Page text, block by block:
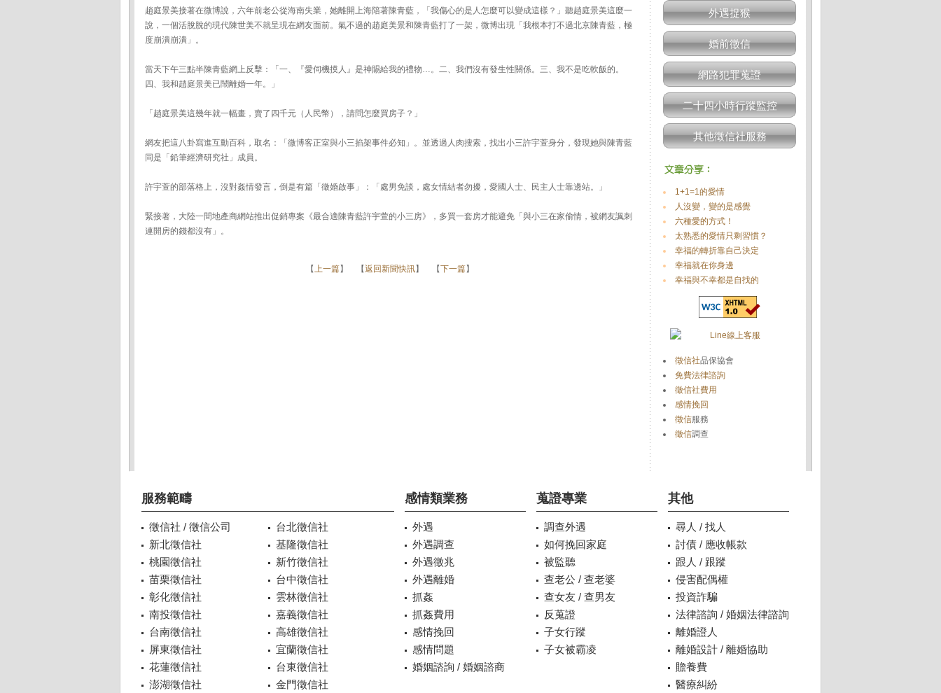
趙庭景美接著在微博說，六年前老公從海南失業，她離開上海陪著陳青藍，「我傷心的是人怎麼可以變成這樣？」聽趙庭景美這麼一
說，一個活脫脫的現代陳世美不就呈現在網友面前。氣不過的趙庭美景和陳青藍打了一架，微博出現「我根本打不過北京陳青藍，極
度崩潰崩潰」。
當天下午三點半陳青藍網上反擊：「一、『愛伺機摸人』是神賜給我的禮物…。二、我們沒有發生性關係。三、我不是吃軟飯的。
四、我和趙庭景美已鬧離婚一年。」
「趙庭景美這幾年就一幅畫，賣了四千元（人民幣），請問怎麼買房子？」
網友把這八卦寫進互動百科，取名：「微博客正室與小三掐架事件必知」。並透過人肉搜索，找出小三許宇萱身分，發現她與陳青藍
同是「鉛筆經濟研究社」成員。
許宇萱的部落格上，沒對姦情發言，倒是有篇「徵婚啟事」：「處男免談，處女情結者勿擾，愛國人士、民主人士靠邊站。」
緊接著，大陸一間地產商網站推出促銷專案《最合適陳青藍許宇萱的小三房》，多買一套房才能避免「與小三在家偷情，被網友諷刺
連開房的錢都沒有」。
【上一篇】 【返回新聞快訊】 【下一篇】
外遇捉猴
婚前徵信
網路犯罪蒐證
二十四小時行蹤監控
其他徵信社服務
1+1=1的愛情
人沒變，變的是感覺
六種愛的方式！
太熟悉的愛情只剩習慣？
幸福的轉折靠自己決定
幸福就在你身邊
幸福與不幸都是自找的
徵信社品保協會
免費法律諮詢
徵信社費用
感情挽回
徵信服務
徵信調查
服務範疇
徵信社 / 徵信公司
台北徵信社
新北徵信社
基隆徵信社
桃園徵信社
新竹徵信社
苗栗徵信社
台中徵信社
彰化徵信社
雲林徵信社
南投徵信社
嘉義徵信社
台南徵信社
高雄徵信社
屏東徵信社
宜蘭徵信社
花蓮徵信社
台東徵信社
澎湖徵信社
金門徵信社
感情類業務
外遇
外遇調查
外遇徵兆
外遇離婚
抓姦
抓姦費用
感情挽回
感情問題
婚姻諮詢 / 婚姻諮商
蒐證專業
調查外遇
如何挽回家庭
被監聽
查老公 / 查老婆
查女友 / 查男友
反蒐證
子女行蹤
子女被霸凌
其他
尋人 / 找人
討債 / 應收帳款
跟人 / 跟蹤
侵害配偶權
投資詐騙
法律諮詢 / 婚姻法律諮詢
離婚證人
離婚設計 / 離婚協助
贍養費
醫療糾紛